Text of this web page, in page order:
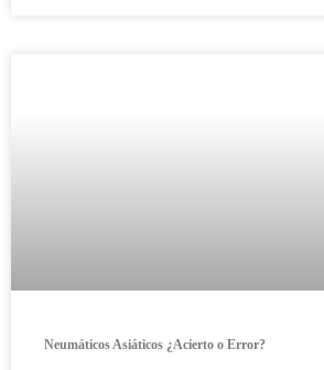
Neumáticos Asiáticos ¿Acierto o Error?